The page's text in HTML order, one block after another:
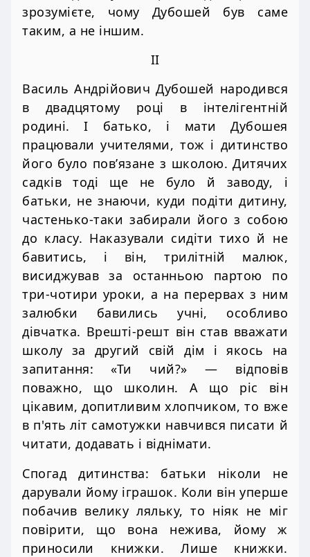
зрозумієте, чому Дубошей був саме
таким, а не іншим.
II
Василь Андрійович Дубошей народився
в двадцятому році в інтелігентній
родині. І батько, і мати Дубошея
працювали учителями, тож і дитинство
його було пов’язане з школою. Дитячих
садків тоді ще не було й заводу, і
батьки, не знаючи, куди подіти дитину,
частенько-таки забирали його з собою
до класу. Наказували сидіти тихо й не
бавитись, і він, трилітній малюк,
висиджував за останньою партою по
три-чотири уроки, а на перервах з ним
залюбки бавились учні, особливо
дівчатка. Врешті-решт він став вважати
школу за другий свій дім і якось на
запитання: «Ти чий?» — відповів
поважно, що школин. А що ріс він
цікавим, допитливим хлопчиком, то вже
в п'ять літ самотужки навчився писати й
читати, додавать і віднімати.
Спогад дитинства: батьки ніколи не
дарували йому іграшок. Коли він уперше
побачив велику ляльку, то ніяк не міг
повірити, що вона нежива, йому ж
приносили книжки. Лише книжки.